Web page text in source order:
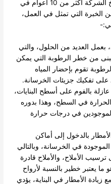
العزل بطريقة وضع الفوم، فيبلغ تاريخ الشركة أكثر من 10 أعوام في
التي تمثل في العمل،
، بعمل العديد من الحلول، والتي
من خطر الرطوبة التي يمكن
تقوم بإحضار المياه
على تفكيك جزيئات الخرسانة.
بالفوم على أسطح البنايات،
في السطح، وهذا بدوره
في درجات حرارة
بالدخول إلى أماكن
في الخرسانة، وبالتالي
الأملاح، والأملاح قادرة
يعتبر خطير بالنسبة لأرواح
زيادة الأمطار في البناية، يؤدي